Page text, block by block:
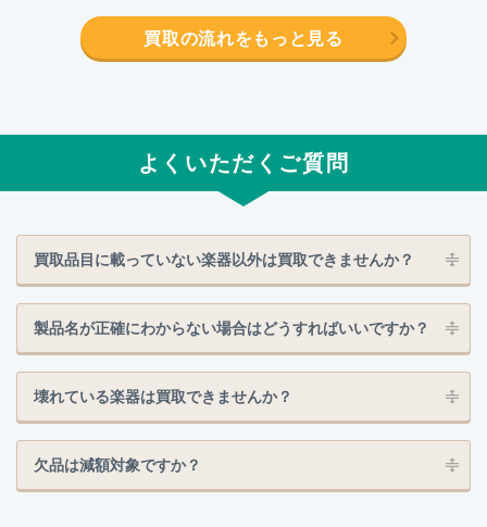
買取の流れをもっと見る
よくいただくご質問
買取品目に載っていない楽器以外は買取できませんか？
製品名が正確にわからない場合はどうすればいいですか？
壊れている楽器は買取できませんか？
欠品は減額対象ですか？